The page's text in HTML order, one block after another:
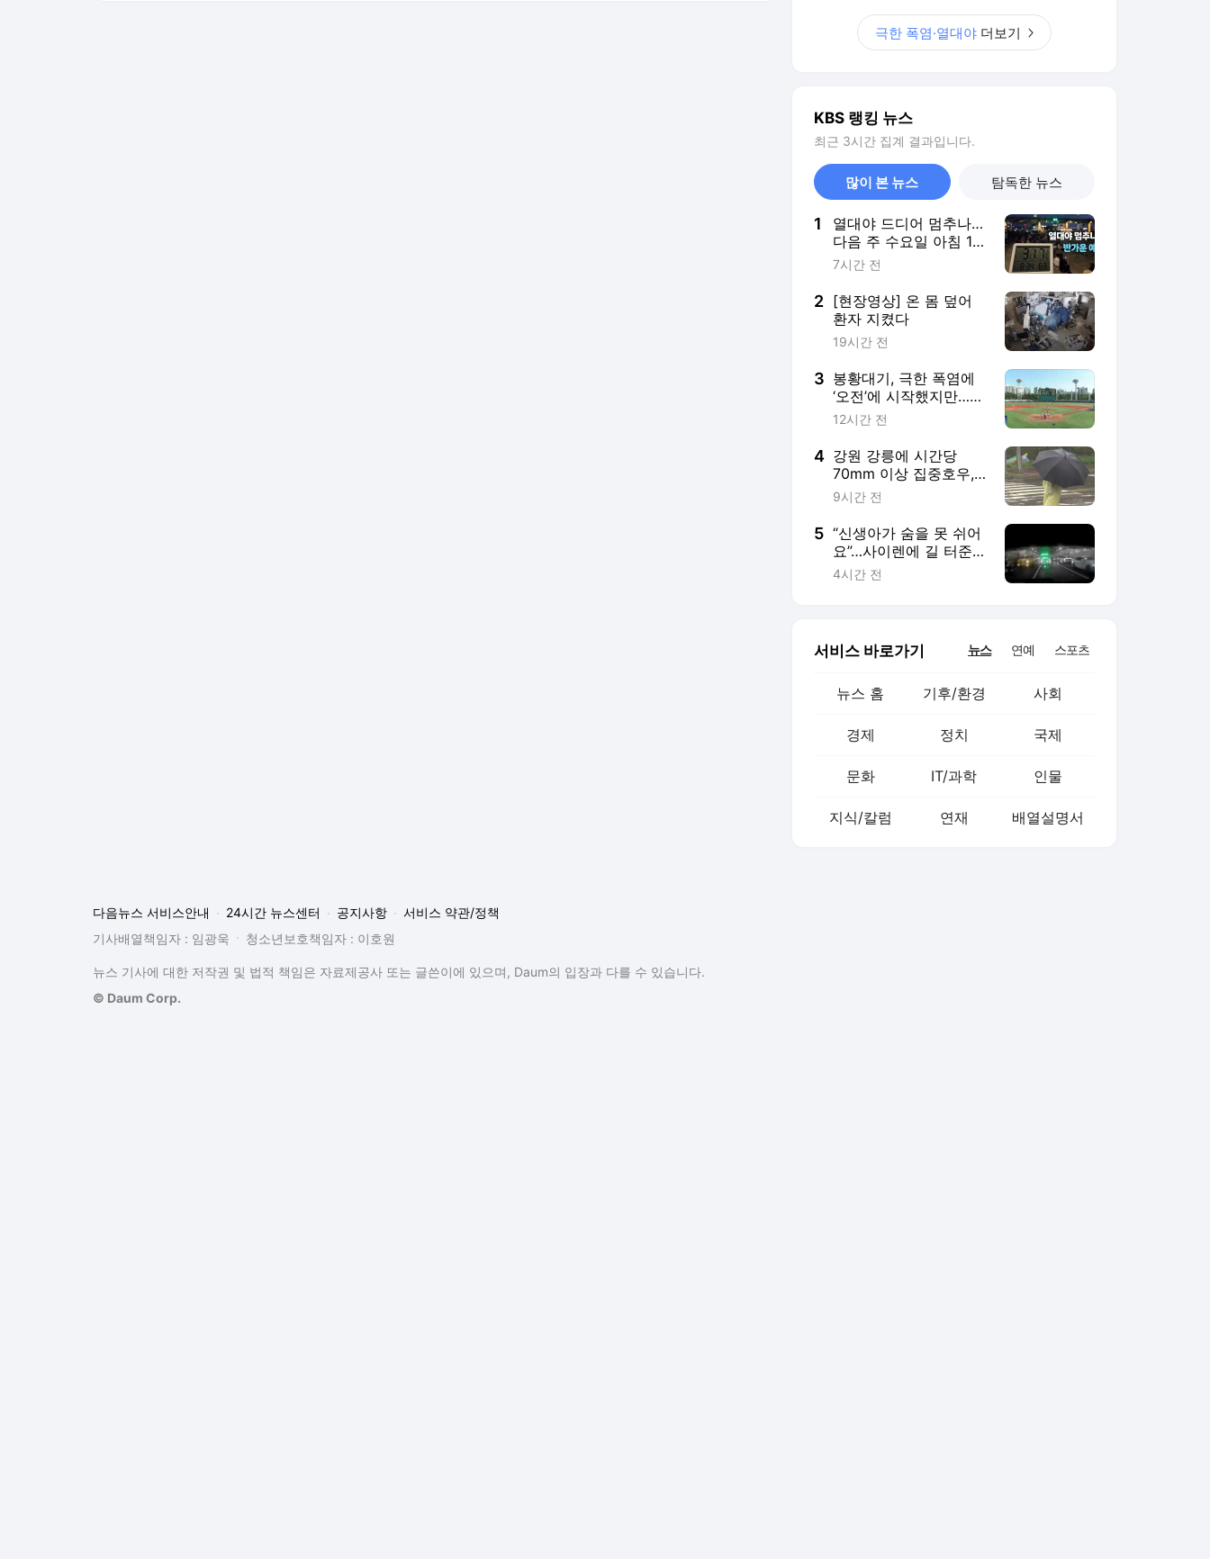
극한 폭염·열대야 더보기
KBS 랭킹 뉴스
최근 3시간 집계 결과입니다.
많이 본 뉴스 탐독한 뉴스
1
열대야 드디어 멈추나…
다음 주 수요일 아침 19
도?
7시간 전
2 [현장영상] 온 몸 덮어
환자 지켰다
19시간 전
3 봉황대기, 극한 폭염에
‘오전’에 시작했지만…결
국 선수는 탈진
12시간 전
4 강원 강릉에 시간당
70mm 이상 집중호우,
침수 주의
9시간 전
5 “신생아가 숨을 못 쉬어
요”…사이렌에 길 터준
운전자들
4시간 전
서비스 바로가기 뉴스 연예 스포츠
뉴스 홈 기후/환경 사회
경제 정치 국제
문화 IT/과학 인물
지식/칼럼 연재 배열설명서
다음뉴스 서비스안내 24시간 뉴스센터 공지사항
서비스 약관/정책
기사배열책임자 : 임광욱
청소년보호책임자 : 이호원
뉴스 기사에 대한 저작권 및 법적 책임은 자료제공사 또는 글쓴이에 있으며, Daum의 입장과 다를 수 있습니다.
© Daum Corp.